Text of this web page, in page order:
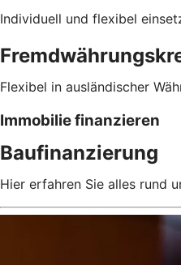
Individuell und flexibel
Flexibel in ausländischer
Immobilie finanzieren
Baufinanzierung
Hier erfahren Sie alles rund